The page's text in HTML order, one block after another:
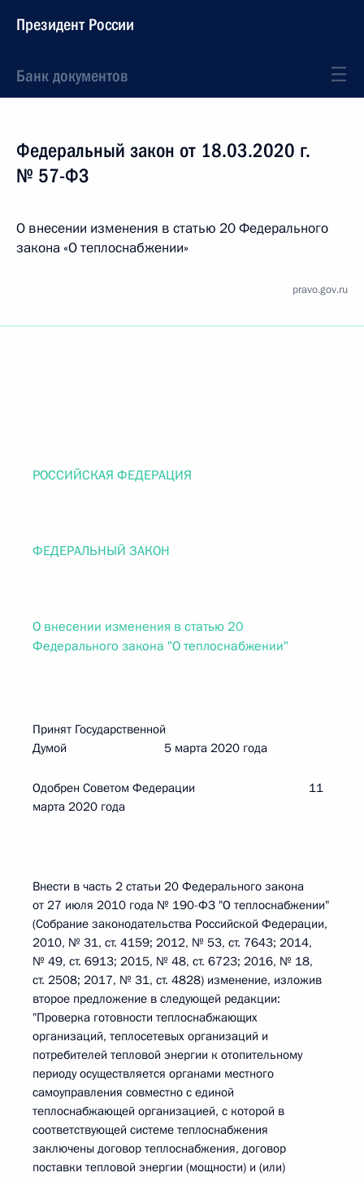
Президент России
Банк документов
Федеральный закон от 18.03.2020 г.
№ 57-ФЗ
О внесении изменения в статью 20 Федерального
закона «О теплоснабжении»
pravo.gov.ru
РОССИЙСКАЯ ФЕДЕРАЦИЯ
ФЕДЕРАЛЬНЫЙ ЗАКОН
О внесении изменения в статью 20
Федерального закона "О теплоснабжении"
Принят Государственной
Думой 5 марта 2020 года
Одобрен Советом Федерации 11
марта 2020 года
Внести в часть 2 статьи 20 Федерального закона
от 27 июля 2010 года № 190-ФЗ "О теплоснабжении"
(Собрание законодательства Российской Федерации,
2010, № 31, ст. 4159; 2012, № 53, ст. 7643; 2014,
№ 49, ст. 6913; 2015, № 48, ст. 6723; 2016, № 18,
ст. 2508; 2017, № 31, ст. 4828) изменение, изложив
второе предложение в следующей редакции:
"Проверка готовности теплоснабжающих
организаций, теплосетевых организаций и
потребителей тепловой энергии к отопительному
периоду осуществляется органами местного
самоуправления совместно с единой
теплоснабжающей организацией, с которой в
соответствующей системе теплоснабжения
заключены договор теплоснабжения, договор
поставки тепловой энергии (мощности) и (или)